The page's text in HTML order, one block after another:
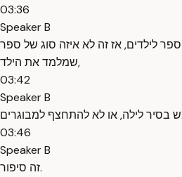
03:36
Speaker B
לילדים, אז זה לא איזה סוג של ספר
שמלמד את הילד,
03:42
Speaker B
03:46
Speaker B
זה סיפור.